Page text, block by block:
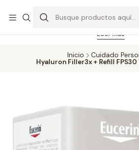
Feriado 21-05-2026 atención hasta las 14
día solo área Metropolitana Santiago por
Pedidos hasta 16 hrs., sábados y domingos
Leer más
Inicio
Cuidado
Hyaluron Filler3x + Refill